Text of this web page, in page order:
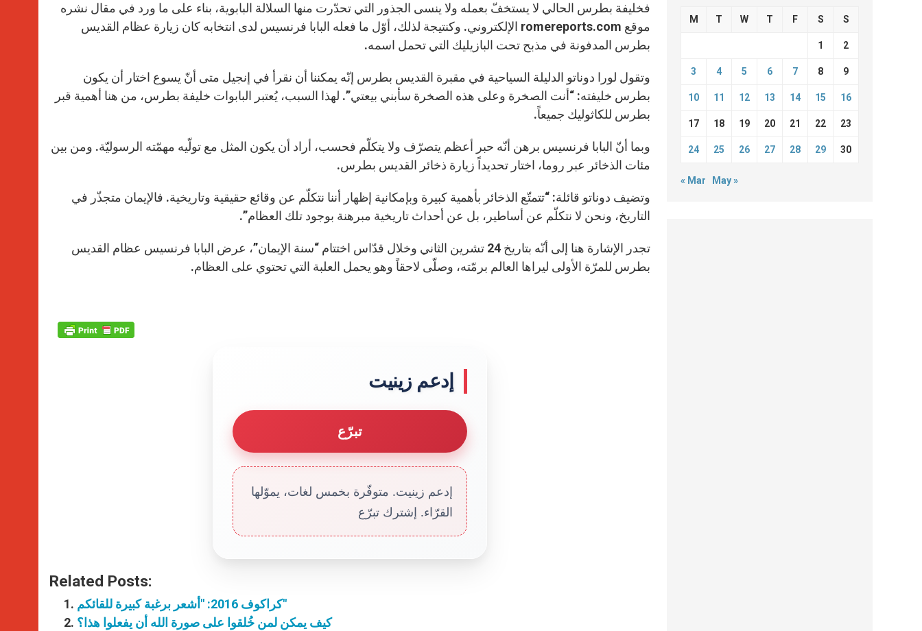
فخليفة بطرس الحالي لا يستخفّ بعمله ولا ينسى الجذور التي تحدّرت منها السلالة البابوية، بناء على ما ورد في مقال نشره
موقع romereports.com الإلكتروني. وكنتيجة لذلك، أوّل ما فعله البابا فرنسيس لدى انتخابه كان زيارة عظام القديس
بطرس المدفونة في مذبح تحت البازيليك التي تحمل اسمه.
وتقول لورا دوناتو الدليلة السياحية في مقبرة القديس بطرس إنّه يمكننا أن نقرأ في إنجيل متى أنّ يسوع اختار أن يكون
بطرس خليفته: “أنت الصخرة وعلى هذه الصخرة سأبني بيعتي”. لهذا السبب، يُعتبر البابوات خليفة بطرس، من هنا أهمية قبر
بطرس للكاثوليك جميعاً.
وبما أنّ البابا فرنسيس برهن أنّه حبر أعظم يتصرّف ولا يتكلّم فحسب، أراد أن يكون المثل مع تولّيه مهمّته الرسوليّة. ومن بين
مئات الذخائر عبر روما، اختار تحديداً زيارة ذخائر القديس بطرس.
وتضيف دوناتو قائلة: “تتمتّع الذخائر بأهمية كبيرة وبإمكانية إظهار أننا نتكلّم عن وقائع حقيقية وتاريخية. فالإيمان متجذّر في
التاريخ، ونحن لا نتكلّم عن أساطير، بل عن أحداث تاريخية مبرهنة بوجود تلك العظام”.
تجدر الإشارة هنا إلى أنّه بتاريخ 24 تشرين الثاني وخلال قدّاس اختتام “سنة الإيمان”، عرض البابا فرنسيس عظام القديس
بطرس للمرّة الأولى ليراها العالم برمّته، وصلّى لاحقاً وهو يحمل العلبة التي تحتوي على العظام.
إدعم زينيت
تبرّع
إدعم زينيت. متوفّرة بخمس لغات، يموّلها
القرّاء. إشترك تبرّع
Related Posts:
كراكوف 2016: "أشعر برغبة كبيرة للقائكم"
كيف يمكن لمن خُلقوا على صورة الله أن يفعلوا هذا؟
M T W T F S S
1 2
3 4 5 6 7 8 9
10 11 12 13 14 15 16
17 18 19 20 21 22 23
24 25 26 27 28 29 30
« Mar May »